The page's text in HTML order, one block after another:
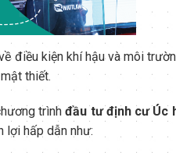
điều kiện khí hậu và môi
thiết.
trìnhđầu tư định cư Úc
lợi hấp dẫn như: